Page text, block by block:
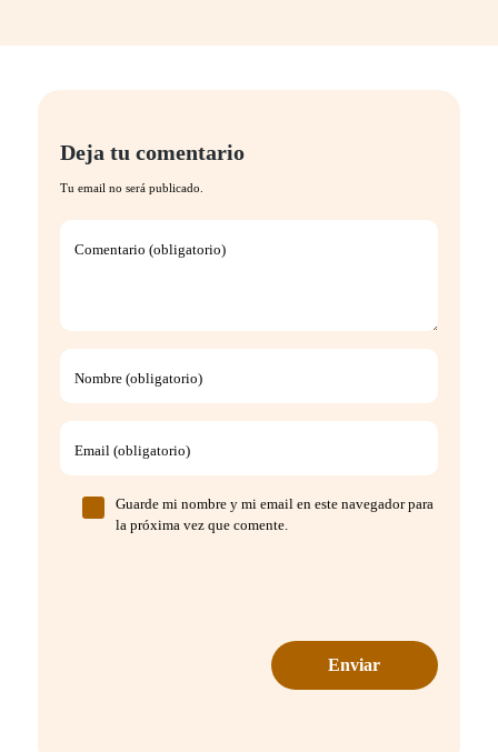
Deja tu comentario
Tu email no será publicado.
Comentario (obligatorio)
Nombre (obligatorio)
Email (obligatorio)
Guarde mi nombre y mi email en este navegador para
la próxima vez que comente.